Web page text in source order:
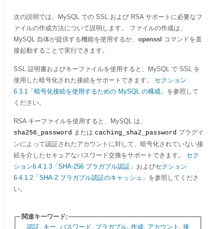
次の説明では、MySQL での SSL および RSA サポートに必要なフ
ァイルの作成方法について説明します。 ファイルの作成は、
MySQL 自体が提供する機能を使用するか、 openssl
コマンドを直
接起動することで実行できます。
SSL 証明書およびキーファイルを使用すると、MySQL で SSL を
使用した暗号化された接続をサポートできます。 セクション
6.3.1「暗号化接続を使用するための MySQL の構成」 を参照して
ください。
RSA キーファイルを使用すると、MySQL は、
sha256_password または caching_sha2_password プラグイ
ンによって認証されたアカウントに対して、暗号化されていない接
続を介したセキュアなパスワード交換をサポートできます。 セク
ション6.4.1.3「SHA-256 プラガブル認証」 およびセクション
6.4.1.2「SHA-2 プラガブル認証のキャッシュ」 を参照してくださ
い。
関連キーワード:
認証, キー パスワード プラガブル, 作成, アカウント 接